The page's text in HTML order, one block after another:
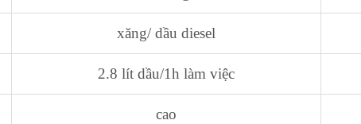
xăng/ dầu diesel
2.8 lít dầu/1h làm việc
cao